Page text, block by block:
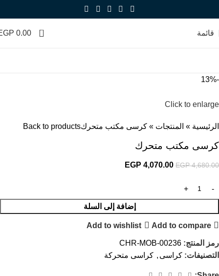
قائمة 0
0.00
-13%
Click to enlarge
الرئيسية » المنتجات » كرسى مكتب متحركBack to products
كرسى مكتب متحرك
EGP4,680.00
EGP 4,070.00
إضافة إلى السلة
Add to compare
Add to wishlist
رمز المنتج: CHR-MOB-00236
التصنيفات: كراسى , كراسى متحركة